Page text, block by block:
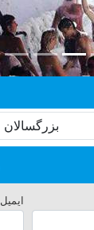
بزرگسالان
ایمیل